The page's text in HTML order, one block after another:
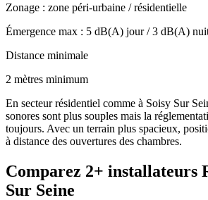
Zonage : zone péri-urbaine / résidentielle
Émergence max : 5 dB(A) jour /3 dB(A)
Distance minimale
2 mètres minimum
En secteur résidentiel comme à Soisy Sur
sonores sont plus souples mais la
toujours. Avec un terrain plus spacieux,
à distance des ouvertures des chambres.
Comparez 2+ installateurs
Sur Seine